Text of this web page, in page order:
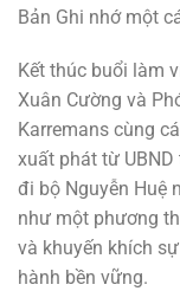
Bản Ghi nhớ một
Kết thúc buổi làm
Xuân Cường và
Karremans cùng
xuất phát từ
đi bộ Nguyễn Huệ
như một phương
và khuyến khích
hành bền vững.